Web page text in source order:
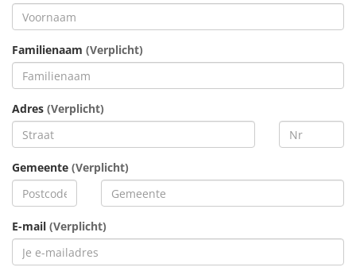
Familienaam (Verplicht)
Adres (Verplicht)
Gemeente (Verplicht)
E-mail (Verplicht)